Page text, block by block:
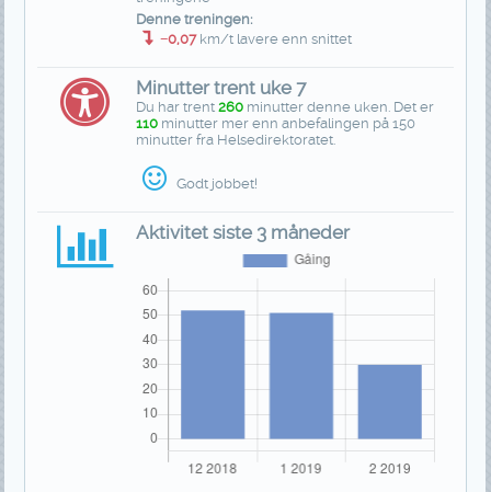
Denne treningen:
−0,07km/t lavere enn snittet
Minutter trent uke 7
Du har trent260 minutter denne uken. Det er
110 minutter mer enn anbefalingen på 150
minutter fra Helsedirektoratet.
Godt jobbet!
Aktivitet siste 3 måneder